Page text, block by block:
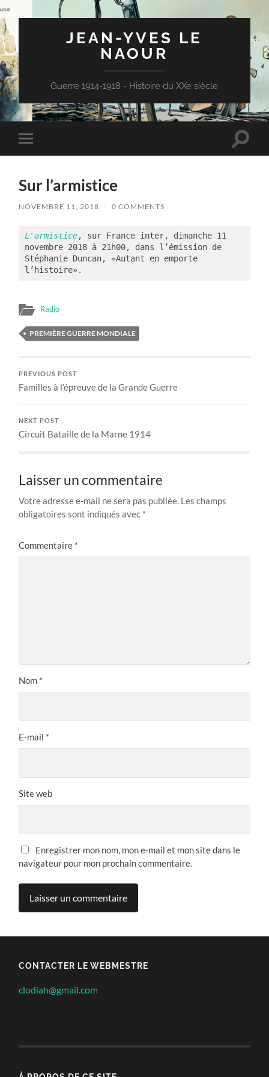
JEAN-YVES LE
NAOUR
Guerre 1914-1918 - Histoire du XXe siècle
Toggle
mobile
Toggle
Sur l’armistice
NOVEMBRE 11, 2018 / 0 COMMENTS
L'armistice, sur France inter, dimanche 11
novembre 2018 à 21h00, dans l’émission de
Stéphanie Duncan, «Autant en emporte
l’histoire».
Radio
PREMIÈRE GUERRE MONDIALE
PREVIOUS POST
Familles à l’épreuve de la Grande Guerre
NEXT POST
Circuit Bataille de la Marne 1914
Laisser un commentaire
Votre adresse e-mail ne sera pas publiée. Les champs
obligatoires sont indiqués avec *
Commentaire *
Nom *
E-mail *
Site web
Enregistrer mon nom, mon e-mail et mon site dans le
navigateur pour mon prochain commentaire.
CONTACTER LE WEBMESTRE
clodiah@gmail.com